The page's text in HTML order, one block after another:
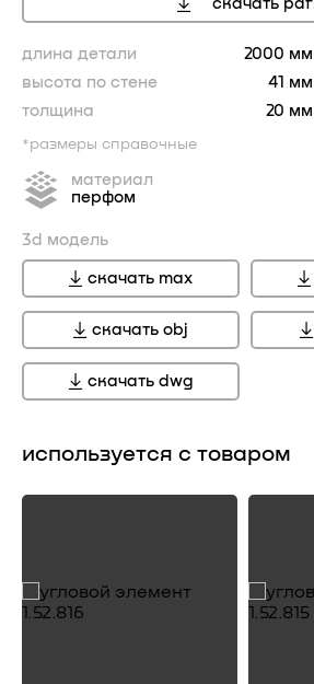
скачать pdf
длина детали
2000 мм
высота по стене
41 мм
толщина
20 мм
*размеры справочные
материал
перфом
3d модель
скачать max
скачать obj
скачать dwg
используется с товаром